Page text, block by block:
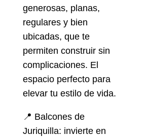
generosas, planas,
regulares y bien
ubicadas, que te
permiten construir sin
complicaciones. El
espacio perfecto para
elevar tu estilo de vida.
📍 Balcones de
Juriquilla: invierte en